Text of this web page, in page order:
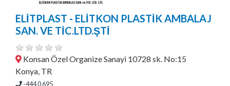
ELİTPLAST - ELİTKON PLASTİK AMBALAJ
SAN. VE TİC.LTD.ŞTİ
Konsan Özel Organize Sanayi 10728 sk. No:15
Konya, TR
-444 0 695